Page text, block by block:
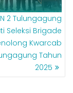
2 Tulungagung
Seleksi Brigade
Kwarcab
Tahun
2025